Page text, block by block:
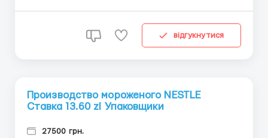
требуются: кассиры, приемщики товара, продавцы-
консультанты, уборщики. работа...
відгукнутися
Производство мороженого NESTLE
Ставка 13.60 zl Упаковщики
27500 грн.